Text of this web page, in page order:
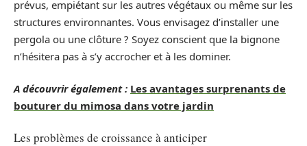
prévus, empiétant sur les autres végétaux ou même sur les
structures environnantes. Vous envisagez d’installer une
pergola ou une clôture ? Soyez conscient que la bignone
n’hésitera pas à s’y accrocher et à les dominer.
A découvrir également : Les avantages surprenants de
bouturer du mimosa dans votre jardin
Les problèmes de croissance à anticiper